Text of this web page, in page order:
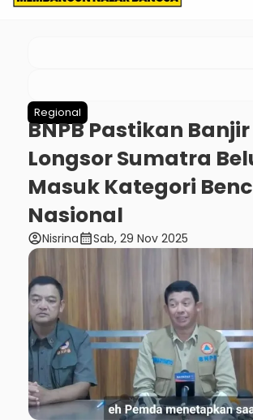
Regional
BNPB Pastikan
Longsor Sumatra
Masuk Kategori
Nasional
account_circleNisrinacalendar_monthSab, 29 Nov 2025